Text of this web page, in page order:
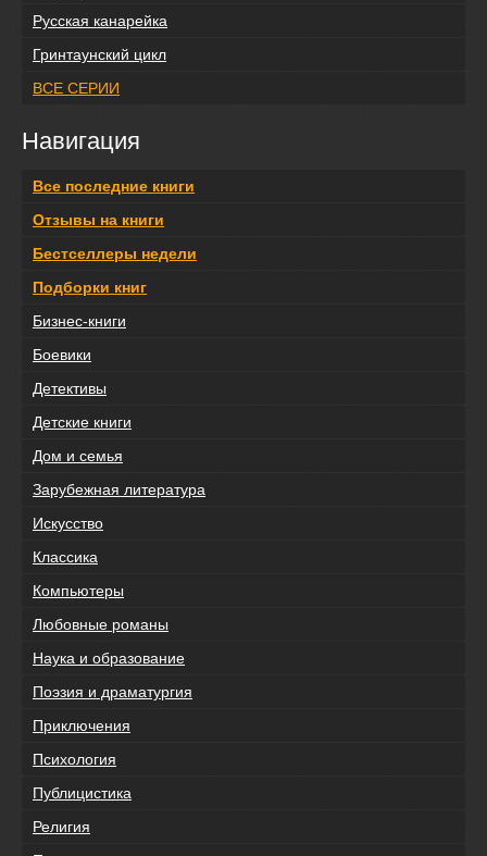
Русская канарейка
Гринтаунский цикл
ВСЕ СЕРИИ
Навигация
Все последние книги
Отзывы на книги
Бестселлеры недели
Подборки книг
Бизнес-книги
Боевики
Детективы
Детские книги
Дом и семья
Зарубежная литература
Искусство
Классика
Компьютеры
Любовные романы
Наука и образование
Поэзия и драматургия
Приключения
Психология
Публицистика
Религия